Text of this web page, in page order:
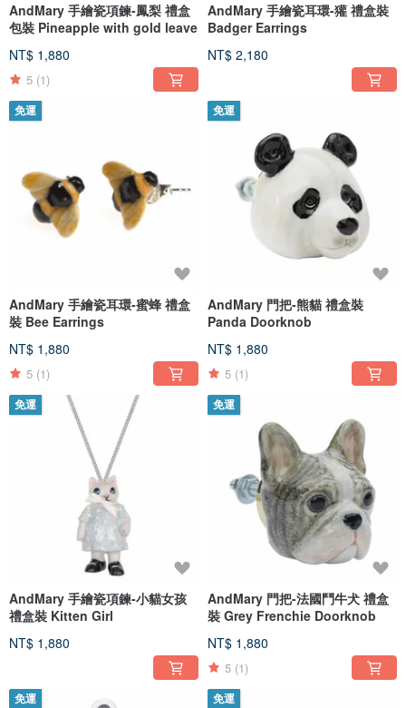
AndMary 手繪瓷項鍊-鳳梨 禮盒
包裝 Pineapple with gold leave
NT$ 1,880
5 (1)
AndMary 手繪瓷耳環-獾 禮盒裝
Badger Earrings
NT$ 2,180
免運
AndMary 手繪瓷耳環-蜜蜂 禮盒
裝 Bee Earrings
NT$ 1,880
5 (1)
免運
AndMary 門把-熊貓 禮盒裝
Panda Doorknob
NT$ 1,880
5 (1)
免運
AndMary 手繪瓷項鍊-小貓女孩
禮盒裝 Kitten Girl
NT$ 1,880
免運
AndMary 門把-法國鬥牛犬 禮盒
裝 Grey Frenchie Doorknob
NT$ 1,880
5 (1)
免運 免運